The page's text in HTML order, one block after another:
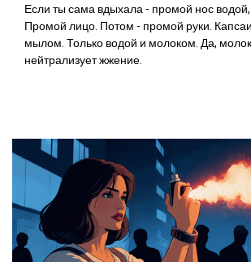
Если ты сама вдыхала - промой нос водой,
Промой лицо. Потом - промой руки.
мылом. Только водой и молоком. Да,
нейтрализует жжение.